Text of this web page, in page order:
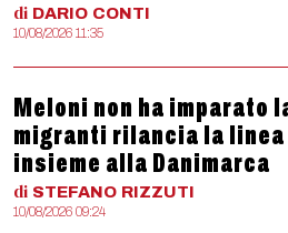
di DARIO CONTI
10/08/2026 11:35
Meloni non ha imparato
migranti rilancia la linea
insieme alla Danimarca
di STEFANO RIZZUTI
10/08/2026 09:24